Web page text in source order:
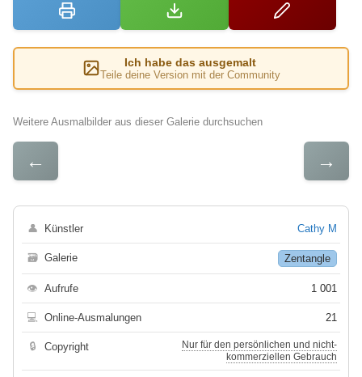
Ich habe das ausgemalt
Teile deine Version mit der Community
Weitere Ausmalbilder aus dieser Galerie durchsuchen
← →
👤 Künstler Cathy M
🗃 Galerie Zentangle
👁 Aufrufe 1 001
💻 Online-Ausmalungen 21
🔒 Copyright
Nur für den persönlichen und nicht-
kommerziellen Gebrauch